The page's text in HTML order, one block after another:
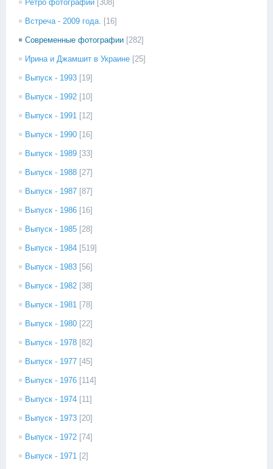
Ретро фотографии [308]
Встреча - 2009 года. [16]
Современные фотографии [282]
Ирина и Джамшит в Украине [25]
Выпуск - 1993 [19]
Выпуск - 1992 [10]
Выпуск - 1991 [12]
Выпуск - 1990 [16]
Выпуск - 1989 [33]
Выпуск - 1988 [27]
Выпуск - 1987 [87]
Выпуск - 1986 [16]
Выпуск - 1985 [28]
Выпуск - 1984 [519]
Выпуск - 1983 [56]
Выпуск - 1982 [38]
Выпуск - 1981 [78]
Выпуск - 1980 [22]
Выпуск - 1978 [82]
Выпуск - 1977 [45]
Выпуск - 1976 [114]
Выпуск - 1974 [11]
Выпуск - 1973 [20]
Выпуск - 1972 [74]
Выпуск - 1971 [2]